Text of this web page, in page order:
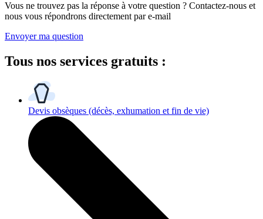
Vous ne trouvez pas la réponse à votre question ? Contactez-nous et
nous vous répondrons directement par e-mail
Envoyer ma question
Tous nos services gratuits :
Devis obsèques (décès, exhumation et fin de vie)